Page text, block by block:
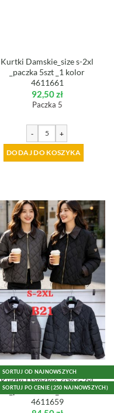
Kurtki Damskie_size s-2xl
_paczka 5szt _1 kolor
4611661
92,50zł
Paczka 5
- +
DODAJ DO KOSZYKA
Kurtki Damskie_size s-2xl
_paczka 5szt _1 kolor
4611659
SORTUJ OD NAJNOWSZYCH
SORTUJ PO CENIE (250 NAJNOWSZYCH)